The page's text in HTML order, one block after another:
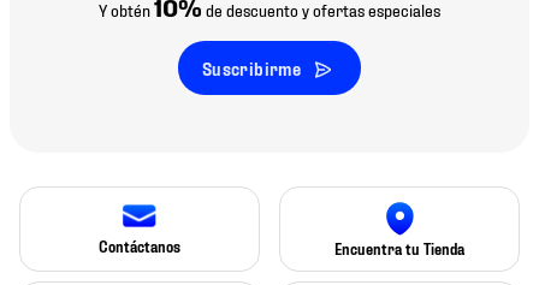
Y obtén10% de descuento y ofertas especiales
Suscribirme
Contáctanos Encuentra tu Tienda